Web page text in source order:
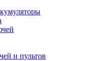
и пультов